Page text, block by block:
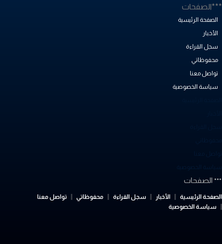
الصفحة الرئيسية
الأخبار
سجل القراءة
محفوظاتي
تواصل معنا
سياسة الخصوصية
الخصوصية
الصفحات
الرئيسية الأخبار سجل القراءة محفوظاتي
تواصل معنا
سياسة الخصوصية